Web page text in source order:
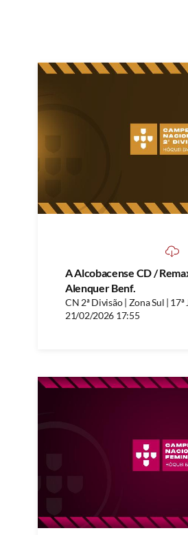
A Alcobacense CD /
Alenquer Benf.
CN 2ª Divisão | Zona Sul | 17ª
21/02/2026 17:55